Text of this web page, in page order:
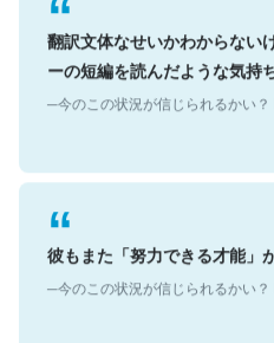
翻訳文体なせいかわからない
ーの短編を読んだような気持
─今のこの状況が信じられるかい？
彼もまた「努力できる才能」
─今のこの状況が信じられるかい？